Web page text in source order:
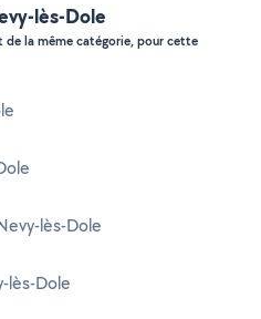
lès-Dole
la même catégorie, pour cette
lès-Dole
lès-Dole